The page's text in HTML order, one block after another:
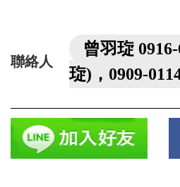
聯絡人
曾羽琁
琁)，0909-